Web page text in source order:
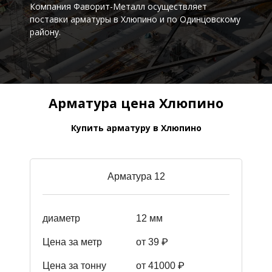
Компания Фаворит-Металл осуществляет
поставкиарматуры в Хлюпино и по Одинцовскому
району.
Арматура цена Хлюпино
Купить арматуру в Хлюпино
Арматура 12
диаметр 12 мм
Цена за метр от 39 ₽
Цена за тонну от 41000 ₽